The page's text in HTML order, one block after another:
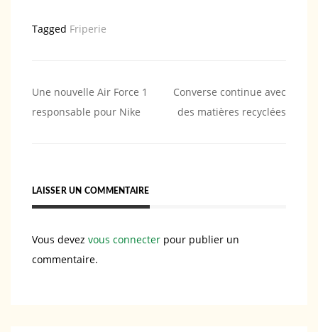
Tagged Friperie
Navigation
de
Une nouvelle Air Force 1
responsable pour Nike
Converse continue avec
des matières recyclées
LAISSER UN COMMENTAIRE
Vous devez vous connecter pour publier un
commentaire.